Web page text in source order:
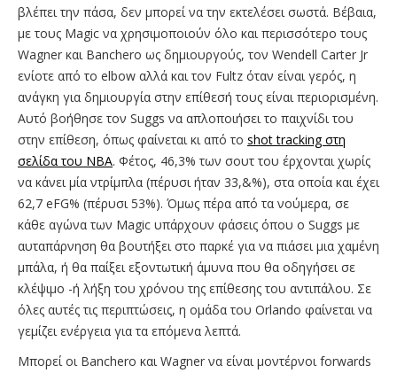
βλέπει την πάσα, δεν μπορεί να την εκτελέσει σωστά. Βέβαια,
με τους Magic να χρησιμοποιούν όλο και περισσότερο τους
Wagner και Banchero ως δημιουργούς, τον Wendell Carter Jr
ενίοτε από το elbow αλλά και τον Fultz όταν είναι γερός, η
ανάγκη για δημιουργία στην επίθεσή τους είναι περιορισμένη.
Αυτό βοήθησε τον Suggs να απλοποιήσει το παιχνίδι του
στην επίθεση, όπως φαίνεται κι από το shot tracking στη
σελίδα του ΝΒΑ. Φέτος, 46,3% των σουτ του έρχονται χωρίς
να κάνει μία ντρίμπλα (πέρυσι ήταν 33,&%), στα οποία και έχει
62,7 eFG% (πέρυσι 53%). Όμως πέρα από τα νούμερα, σε
κάθε αγώνα των Magic υπάρχουν φάσεις όπου ο Suggs με
αυταπάρνηση θα βουτήξει στο παρκέ για να πιάσει μια χαμένη
μπάλα, ή θα παίξει εξοντωτική άμυνα που θα οδηγήσει σε
κλέψιμο -ή λήξη του χρόνου της επίθεσης του αντιπάλου. Σε
όλες αυτές τις περιπτώσεις, η ομάδα του Orlando φαίνεται να
γεμίζει ενέργεια για τα επόμενα λεπτά.
Μπορεί οι Banchero και Wagner να είναι μοντέρνοι forwards